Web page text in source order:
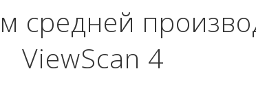
средней
ViewScan 4